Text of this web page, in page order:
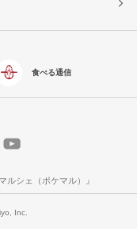
食べる通信
ルシェ（ポケマル）』
Inc.